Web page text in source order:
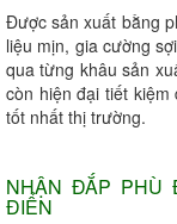
Được sản xuất bằng
liệu mịn, gia cường
qua từng khâu sản
còn hiện đại tiết
tốt nhất thị trường.
NHẬN ĐẮP PHÙ
ĐIỂN